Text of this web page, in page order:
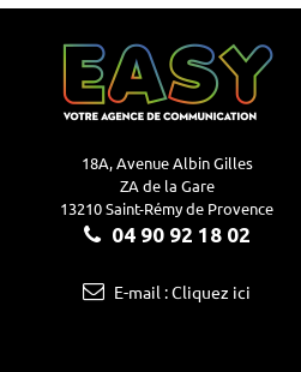
18A, Avenue Albin Gilles
ZA de la Gare
13210 Saint-Rémy de Provence
04 90 92 18 02
E-mail : Cliquez ici